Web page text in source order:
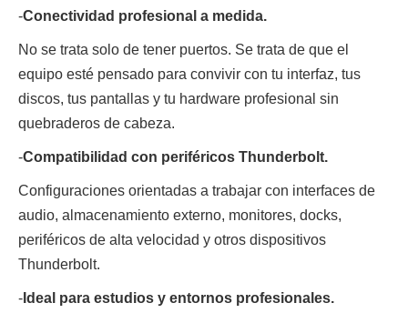
-Conectividad profesional a medida.
No se trata solo de tener puertos. Se trata de que el
equipo esté pensado para convivir con tu interfaz, tus
discos, tus pantallas y tu hardware profesional sin
quebraderos de cabeza.
-Compatibilidad con periféricos Thunderbolt.
Configuraciones orientadas a trabajar con interfaces de
audio, almacenamiento externo, monitores, docks,
periféricos de alta velocidad y otros dispositivos
Thunderbolt.
- Ideal para estudios y entornos profesionales.